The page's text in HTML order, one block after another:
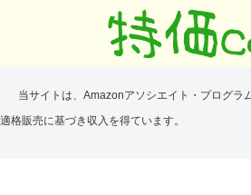
当サイトは、Amazonアソシエイト・プログラ
適格販売に基づき収入を得ています。